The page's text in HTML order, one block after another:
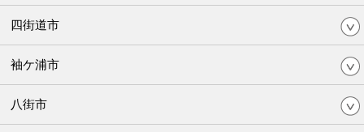
四街道市
袖ケ浦市
八街市